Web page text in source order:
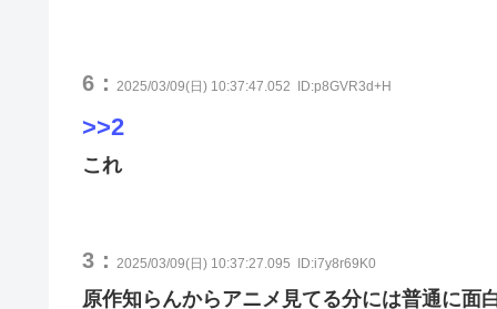
6： 2025/03/09(日) 10:37:47.052 ID:p8GVR3d+H
>>2
これ
3： 2025/03/09(日) 10:37:27.095 ID:i7y8r69K0
原作知らんからアニメ見てる分には普通に面